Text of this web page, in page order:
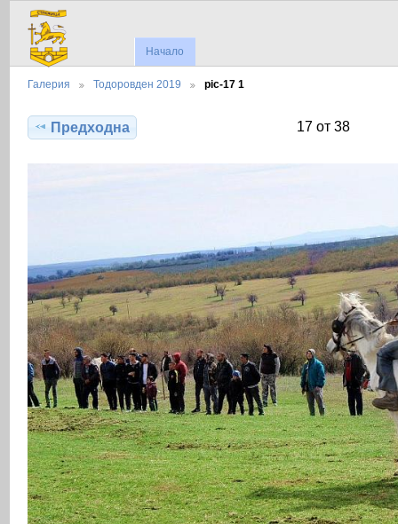
Начало
Галерия Тодоровден 2019 pic-17 1
Предходна 17 от 38